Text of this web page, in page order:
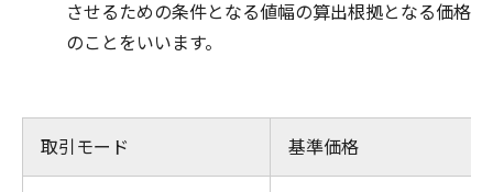
させるための条件となる値幅の算出根拠となる価格
のことをいいます。
取引モード 基準価格